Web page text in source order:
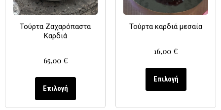
Τούρτα Ζαχαρόπαστα
Καρδιά
65,00 €
Επιλογή
Τούρτα καρδιά μεσαία
16,00 €
Επιλογή